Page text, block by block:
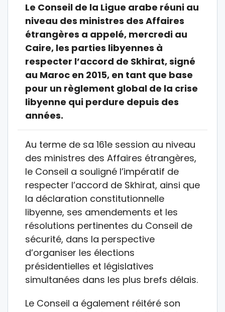
Le Conseil de la Ligue arabe réuni au
niveau des ministres des Affaires
étrangères a appelé, mercredi au
Caire, les parties libyennes à
respecter l’accord de Skhirat, signé
au Maroc en 2015, en tant que base
pour un règlement global de la crise
libyenne qui perdure depuis des
années.
Au terme de sa 161e session au niveau
des ministres des Affaires étrangères,
le Conseil a souligné l’impératif de
respecter l’accord de Skhirat, ainsi que
la déclaration constitutionnelle
libyenne, ses amendements et les
résolutions pertinentes du Conseil de
sécurité, dans la perspective
d’organiser les élections
présidentielles et législatives
simultanées dans les plus brefs délais.
Le Conseil a également réitéré son